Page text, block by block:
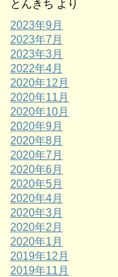
とんきち より
2023年9月
2023年7月
2023年3月
2022年4月
2020年12月
2020年11月
2020年10月
2020年9月
2020年8月
2020年7月
2020年6月
2020年5月
2020年4月
2020年3月
2020年2月
2020年1月
2019年12月
2019年11月